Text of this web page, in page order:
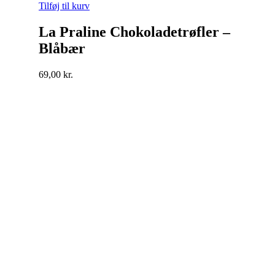
Tilføj til kurv
La Praline Chokoladetrøfler –
Blåbær
69,00 kr.